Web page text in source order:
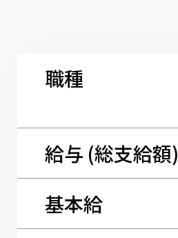
職種
給与 (総支給額)
基本給